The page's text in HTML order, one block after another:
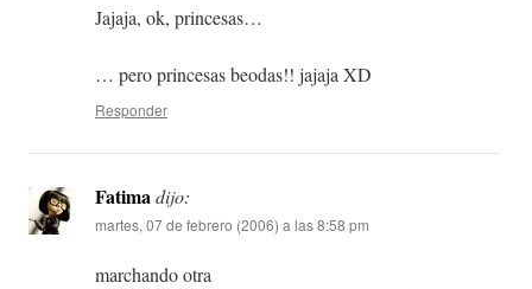
Jajaja, ok, princesas…
… pero princesas beodas!! jajaja XD
Responder
Fatimadijo:
martes, 07 de febrero (2006) a las 8:58 pm
marchando otra